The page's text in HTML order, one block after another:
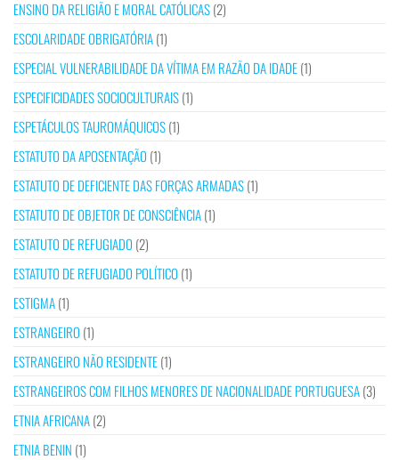
ENSINO DA RELIGIÃO E MORAL CATÓLICAS(2)
ESCOLARIDADE OBRIGATÓRIA(1)
ESPECIAL VULNERABILIDADE DA VÍTIMA EM RAZÃO DA IDADE(1)
ESPECIFICIDADES SOCIOCULTURAIS(1)
ESPETÁCULOS TAUROMÁQUICOS(1)
ESTATUTO DA APOSENTAÇÃO (1)
ESTATUTO DE DEFICIENTE DAS FORÇAS ARMADAS(1)
ESTATUTO DE OBJETOR DE CONSCIÊNCIA(1)
ESTATUTO DE REFUGIADO (2)
ESTATUTO DE REFUGIADO POLÍTICO (1)
ESTIGMA(1)
ESTRANGEIRO (1)
ESTRANGEIRO NÃO RESIDENTE(1)
ESTRANGEIROS COM FILHOS MENORES DE NACIONALIDADE PORTUGUESA(3)
ETNIA AFRICANA(2)
ETNIA BENIN (1)